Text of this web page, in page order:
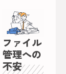
ファイル
管理への
不安